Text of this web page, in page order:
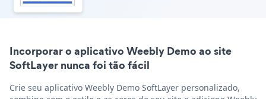
Incorporar o aplicativo Weebly Demo ao site
SoftLayer nunca foi tão fácil
Crie seu aplicativo Weebly Demo SoftLayer personalizado,